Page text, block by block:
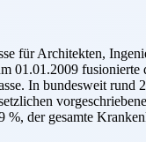
für Architekten,
01.01.2009 fusionierte
In bundesweit rund
der gesamte